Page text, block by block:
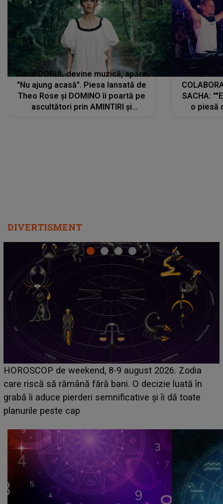
Când DORUL devine muzică, apare
"Nu ajung acasă". Piesa lansată de
Theo Rose și DOMINO îi poartă pe
ascultători prin AMINTIRI și
SACHA:
o piesă
DIVERTISMENT
Emanuel a ținut ACEST DETALIU ASCUNS până
acum! În fața Alexandrei, concurentul din Casa Iubirii
face o MĂRTURISIRE NEAȘTEPTATĂ despre mama
sa: "I-am spus și ei în față, eu nu te iubesc pentru